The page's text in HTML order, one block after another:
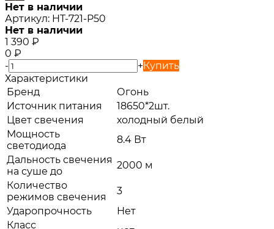
Нет в наличии
Артикул: HT-721-P50
Нет в наличии
1 390 ₽
0 ₽
-
+Купить
Характеристики
Бренд
Огонь
Источник питания
18650*2шт.
Цвет свечения
холодный белый
Мощность
светодиода
8.4 Вт
Дальность свечения
на суше до
2000 м
Количество
режимов свечения
3
Ударопрочность
Нет
Класс